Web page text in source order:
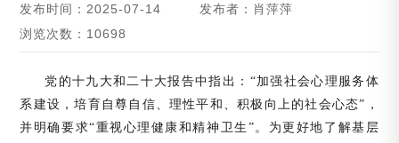
发布时间：2025-07-14
发布者：肖萍萍
浏览次数：10698
党的十九大和二十大报告中指出：“加强社会心理服务体
系建设，培育自尊自信、理性平和、积极向上的社会心态”，
并明确要求“重视心理健康和精神卫生”。为更好地了解基层